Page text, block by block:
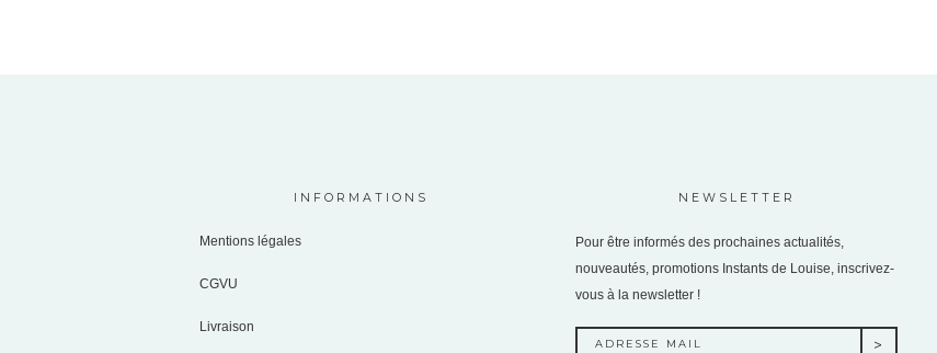
INFORMATIONS
Mentions légales
CGVU
Livraison
NEWSLETTER
Pour être informés des prochaines actualités,
nouveautés, promotions Instants de Louise, inscrivez-
vous à la newsletter !